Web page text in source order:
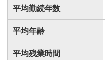
平均勤続年数
平均年齢
平均残業時間